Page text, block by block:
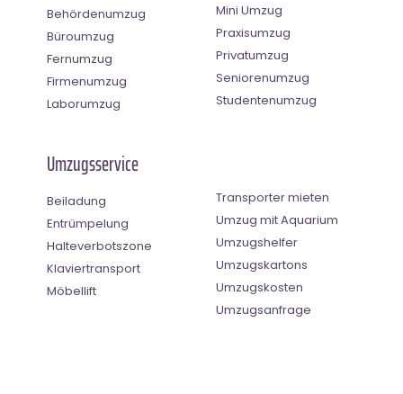
Behördenumzug
Büroumzug
Fernumzug
Firmenumzug
Laborumzug
Mini Umzug
Praxisumzug
Privatumzug
Seniorenumzug
Studentenumzug
Umzugsservice
Beiladung
Entrümpelung
Halteverbotszone
Klaviertransport
Möbellift
Transporter mieten
Umzug mit Aquarium
Umzugshelfer
Umzugskartons
Umzugskosten
Umzugsanfrage